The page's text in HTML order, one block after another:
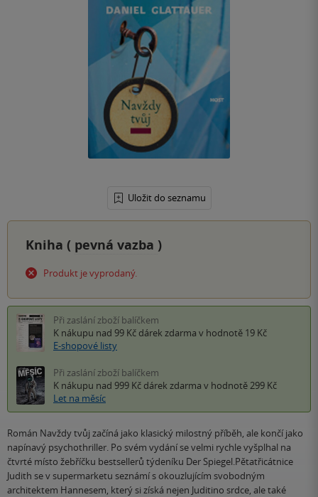
Uložit do seznamu
Kniha ( pevná vazba )
Produkt je vyprodaný.
Při zaslání zboží balíčkem
K nákupu nad 99 Kč dárek zdarma v hodnotě 19 Kč
E-shopové listy
Při zaslání zboží balíčkem
K nákupu nad 999 Kč dárek zdarma v hodnotě 299 Kč
Let na měsíc
Román Navždy tvůj začíná jako klasický milostný příběh, ale končí jako
napínavý psychothriller. Po svém vydání se velmi rychle vyšplhal na
čtvrté místo žebříčku bestsellerů týdeníku Der Spiegel.Pětatřicátnice
Judith se v supermarketu seznámí s okouzlujícím svobodným
architektem Hannesem, který si získá nejen Juditino srdce, ale také